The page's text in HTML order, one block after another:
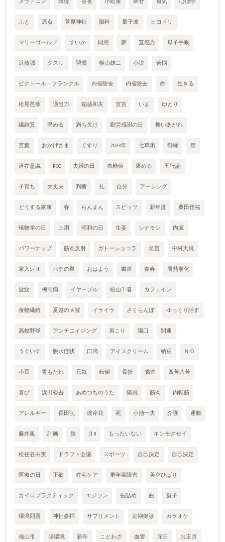
ふと 原点 菅原神社 脳幹 量子波 ヒヨドリ
マリーゴールド すいか 同意 夢 直感力 母子手帳
近藤誠 クスリ 習慣 横山雄二 小説 苦悩
ビクトール・フランクル 内省除去 内省除去 命 生きる
松尾芭蕉 適当力 稲盛和夫 宣言 いま ゆとり
繊維質 温める 満ち欠け 勤労感謝の日 舞いあがれ
言葉 おかげさま くすり 2023年 七草粥 御縁 癌
潜在意識 RCC 夫婦の日 血糖値 褒める 五行論
子育ち 大丈夫 判断 礼 自分 アーシング
どうする家康 春 らんまん スピッツ 新年度 桑田佳祐
植物学の日 土用 昭和の日 生姜 シナモン 内臓
パワーナップ 筋肉反射 ガトーショコラ 名言 中村天風
家入レオ ハチの巣 おはよう 書道 青春 暑熱順化
波紋 梅雨病 イヤープル 松山千春 カフェイン
食物繊維 夏越の大祓 イライラ さくらんぼ ゆっくり話す
高校野球 アンチエイジング 肩こり 陽口 開運
うぐいす 脱水症状 口渇 アイスクリーム 納豆 ＮＯ
小豆 胃もたれ 元気 転倒 骨折 貧血 四苦八苦
喜び 浜田省吾 あめつちのうた 痛風 筋肉 内転筋
アレルギー 長田弘 彼岸花 死 小池一夫 介護 運動
藤井風 計画 旅 ３R もったいない キンモクセイ
松任谷由実 ドラフト会議 スポーツ 自己決定 自己決定
医療の日 正欲 在宅ケア 更年期障害 美空ひばり
カイロプラクティック エジソン 缶詰め 曲 親子
環境問題 神社参拝 サプリメント 定期健診 カラオケ
福山市. 腸環境 新年 ことわざ 血管 元日 お正月